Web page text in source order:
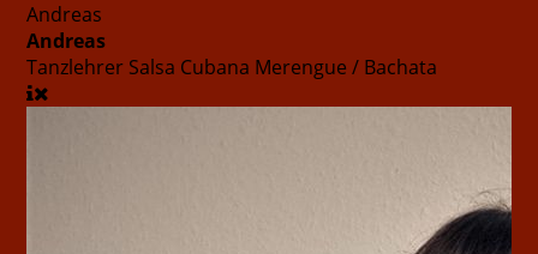
Andreas
Andreas
Tanzlehrer Salsa Cubana Merengue / Bachata